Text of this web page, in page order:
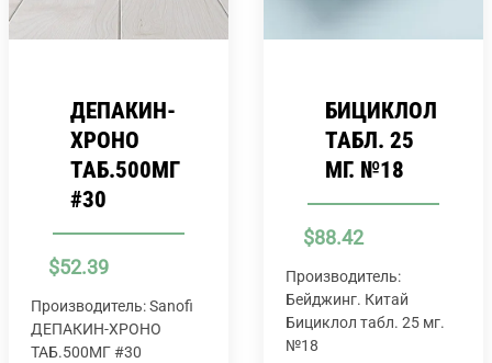
ДЕПАКИН-
ХРОНО
ТАБ.500МГ
#30
$52.39
Производитель: Sanofi
ДЕПАКИН-ХРОНО
ТАБ.500МГ #30
БИЦИКЛОЛ
ТАБЛ. 25
МГ. №18
$88.42
Производитель:
Бейджинг. Китай
Бициклол табл. 25 мг.
№18